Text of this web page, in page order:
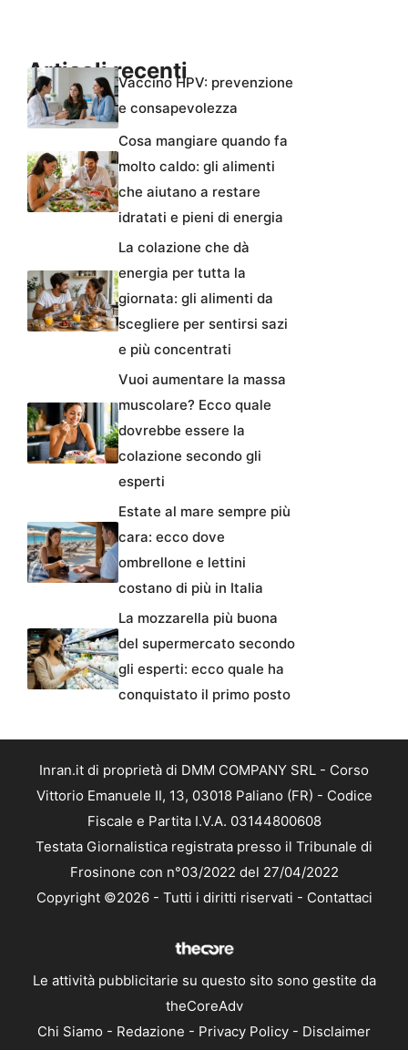
Articoli recentiVaccino HPV: prevenzione
e consapevolezza
Cosa mangiare quando fa
molto caldo: gli alimenti
che aiutano a restare
idratati e pieni di energia
La colazione che dà
energia per tutta la
giornata: gli alimenti da
scegliere per sentirsi sazi
e più concentrati
Vuoi aumentare la massa
muscolare? Ecco quale
dovrebbe essere la
colazione secondo gli
esperti
Estate al mare sempre più
cara: ecco dove
ombrellone e lettini
costano di più in Italia
La mozzarella più buona
del supermercato secondo
gli esperti: ecco quale ha
conquistato il primo posto
Inran.it di proprietà di DMM COMPANY SRL - Corso
Vittorio Emanuele II, 13, 03018 Paliano (FR) - Codice
Fiscale e Partita I.V.A. 03144800608
Testata Giornalistica registrata presso il Tribunale di
Frosinone con n°03/2022 del 27/04/2022
Copyright ©2026 - Tutti i diritti riservati - Contattaci
Le attività pubblicitarie su questo sito sono gestite da
theCoreAdv
Chi Siamo - Redazione - Privacy Policy - Disclaimer